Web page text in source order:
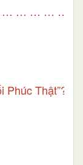
… … … … …
Phúc Thật”?